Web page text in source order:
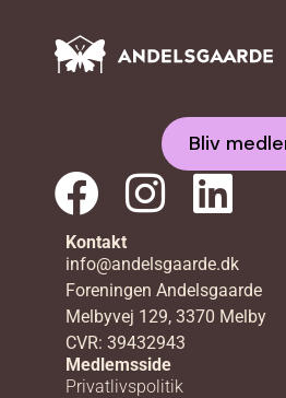
Bliv
Kontakt
info@andelsgaarde.dk
Foreningen Andelsgaarde
Melbyvej 129, 3370 Melby
CVR: 39432943
Medlemsside
Privatlivspolitik